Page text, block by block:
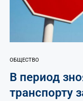
ОБЩЕСТВО
В период
транспорту